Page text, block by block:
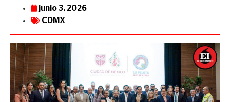
junio 3, 2026
CDMX